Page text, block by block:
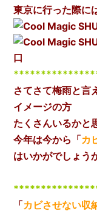
東京に行った際に
さてさて梅雨と言
イメージの方
たくさんいるかと
今年は今から「カ
はいかがでしょう
「カビさせない収